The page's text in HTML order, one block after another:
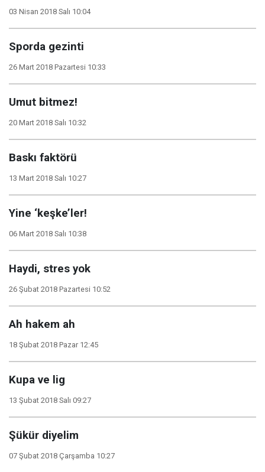
03 Nisan 2018 Salı 10:04
Sporda gezinti
26 Mart 2018 Pazartesi 10:33
Umut bitmez!
20 Mart 2018 Salı 10:32
Baskı faktörü
13 Mart 2018 Salı 10:27
Yine ‘keşke’ler!
06 Mart 2018 Salı 10:38
Haydi, stres yok
26 Şubat 2018 Pazartesi 10:52
Ah hakem ah
18 Şubat 2018 Pazar 12:45
Kupa ve lig
13 Şubat 2018 Salı 09:27
Şükür diyelim
07 Şubat 2018 Çarşamba 10:27